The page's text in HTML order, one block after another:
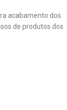
acabamento dos
de produtos dos